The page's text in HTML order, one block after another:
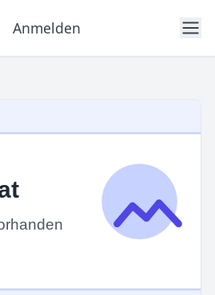
Anmelden